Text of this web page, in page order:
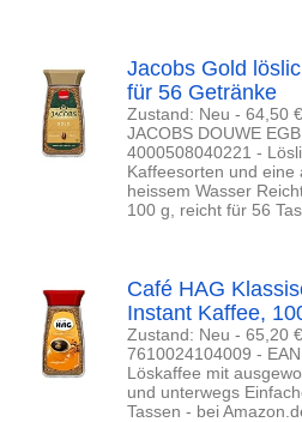
Jacobs Gold
für 56 Getränke
Zustand: Neu - 64,50
JACOBS DOUWE
4000508040221 -
Kaffeesorten und
heissem Wasser
100 g, reicht für 56
Café HAG
Instant Kaffee,
Zustand: Neu - 65,20
7610024104009 -
Löskaffee mit
und unterwegs
Tassen - bei